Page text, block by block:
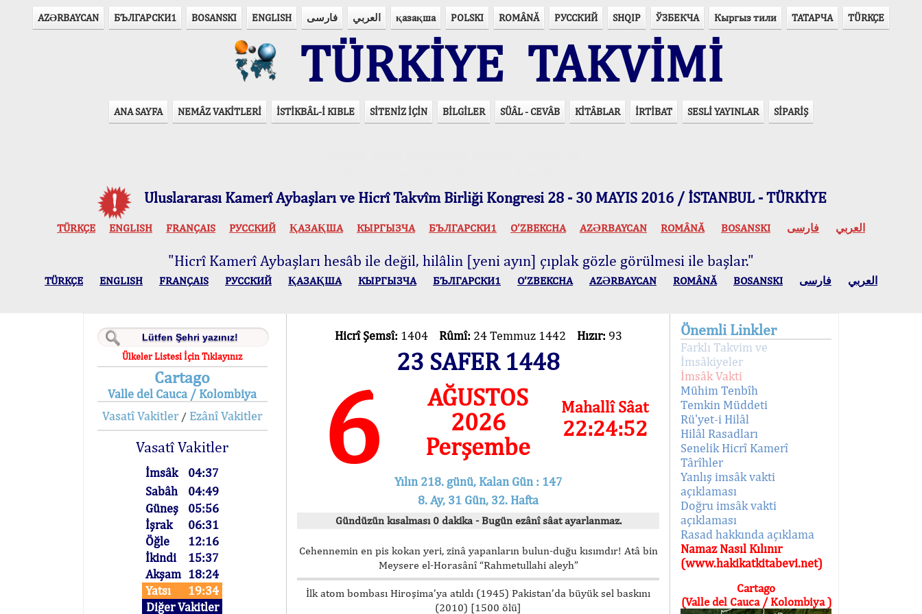
AZӘRBAYCAN БЪЛГАРСКИ1 BOSANSKI ENGLISH فارسی العربي қазақша POLSKI ROMÂNĂ РУССКИЙ SHQIP ЎЗБЕКЧА Кыргыз тили ТАТАРЧА TÜRKÇE
TÜRKİYE TAKVİMİ
ANA SAYFA NEMÂZ VAKİTLERİ İSTİKBÂL-İ KIBLE SİTENİZ İÇİN BİLGİLER SÜÂL - CEVÂB KİTÂBLAR İRTİBAT SESLİ YAYINLAR SİPARİŞ
Uluslararası Kamerî Aybaşları ve Hicrî Takvîm Birliği Kongresi 28 - 30 MAYIS 2016 / İSTANBUL - TÜRKİYE
TÜRKÇE ENGLISH FRANÇAIS РУССКИЙ ҚАЗАҚША КЫPГЫЗЧA БЪЛГАРСКИ1 O’ZBEKCHA AZӘRBAYCAN ROMÂNĂ BOSANSKI العربي فارسی
"Hicrî Kamerî Aybaşları hesâb ile değil, hilâlin [yeni ayın] çıplak gözle görülmesi ile başlar."
TÜRKÇE ENGLISH FRANÇAIS РУССКИЙ ҚАЗАҚША КЫPГЫЗЧA БЪЛГАРСКИ1 O’ZBEKCHA AZӘRBAYCAN ROMÂNĂ BOSANSKI العربي فارسی
Ülkeler Listesi İçin Tıklayınız
Cartago
Valle del Cauca / Kolombiya
Vasatî Vakitler/ Ezânî Vakitler
Vasatî Vakitler
İmsâk
04:37
Sabâh
04:49
Güneş
05:56
İşrak
06:31
Öğle
12:16
İkindi
15:37
Akşam 18:24
Yatsı
19:34
Diğer Vakitler
Hicrî Şemsî: 1404 Rûmî: 24 Temmuz 1442 Hızır: 93
23 SAFER 1448
6
AĞUSTOS
2026
Perşembe
Mahallî Sâat
22:24:52
Yılın 218. günü, Kalan Gün : 147
8. Ay, 31 Gün, 32. Hafta
Gündüzün kısalması 0 dakika - Bugün ezânî sâat ayarlanmaz.
Cehennemin en pis kokan yeri, zinâ yapanların bulun-duğu kısımdır! Atâ bin
Meysere el-Horasânî “Rahmetullahi aleyh”
İlk atom bombası Hiroşima’ya atıldı (1945) Pakistan’da büyük sel baskını
(2010) [1500 ölü]
Önemli Linkler
Farklı Takvim ve
İmsâkiyeler
İmsâk Vakti
Mühim Tenbîh
Temkin Müddeti
Rü'yet-i Hilâl
Hilâl Rasadları
Senelik Hicrî Kamerî
Târîhler
Yanlış imsâk vakti
açıklaması
Doğru imsâk vakti
açıklaması
Rasad hakkında açıklama
Namaz Nasıl Kılınır
(www.hakikatkitabevi.net)
Cartago
(Valle del Cauca / Kolombiya )